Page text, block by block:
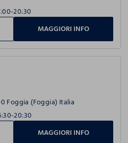
20:30
MAGGIORI INFO
Foggia (Foggia) Italia
20:30
MAGGIORI INFO